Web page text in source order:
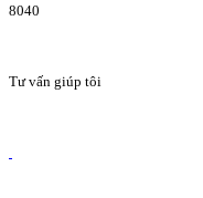
8040
Tư vấn giúp tôi